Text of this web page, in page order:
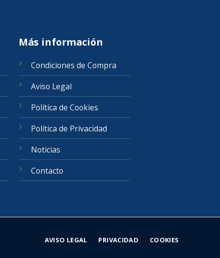
Más información
Condiciones de Compra
Aviso Legal
Política de Cookies
Política de Privacidad
Noticias
Contacto
AVISO LEGAL PRIVACIDAD COOKIES